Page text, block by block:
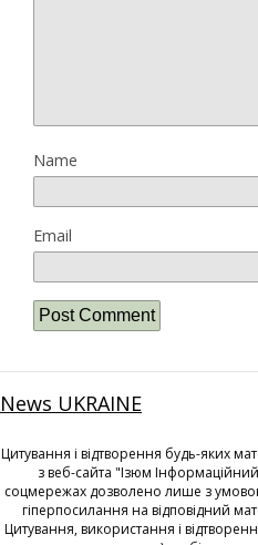
Name
Email
News UKRAINE
Цитування і відтворення будь-яких
з веб-сайта "Ізюм
соцмережах дозволено лише з
гіперпосилання на відповідний
Цитування, використання і